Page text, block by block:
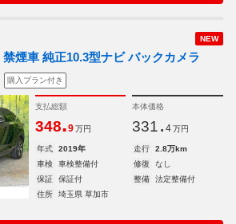
NEW
煙車 純正10.3型ナビ バックカメラ
購入プラン付き
支払総額
348.9 万円
本体価格
331. 4 万円
年式 2019年 走行
2.8万km
車検
車検整備付 修復
なし
保証
保証付 整備
法定整備付
住所
埼玉県 草加市